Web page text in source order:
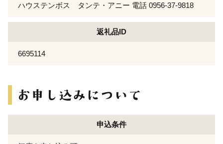
ハウステンボス タンテ・アニー 電話 0956-37-9818
返礼品ID
6695114
申込条件